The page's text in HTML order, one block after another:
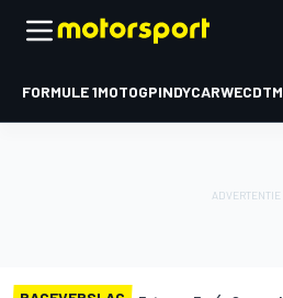
FORMULE 1MOTOGPINDYCARWECDTM